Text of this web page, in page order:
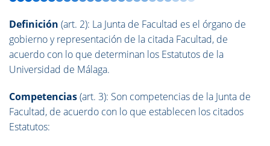
Definición (art. 2): La Junta de Facultad es el órgano de
gobierno y representación de la citada Facultad, de
acuerdo con lo que determinan los Estatutos de la
Universidad de Málaga.
Competencias(art. 3): Son competencias de la Junta de
Facultad, de acuerdo con lo que establecen los citados
Estatutos: